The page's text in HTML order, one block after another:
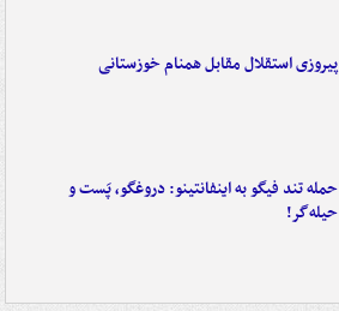
پیروزی استقلال مقابل همنام خوزستانی
حمله تند فیگو به اینفانتینو: دروغگو، پَست‌ و
حیله‌گر!